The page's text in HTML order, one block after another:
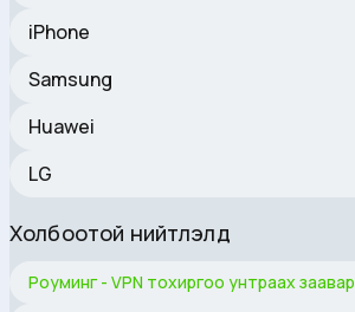
iPhone
Samsung
Huawei
LG
Холбоотой нийтлэлүүд
Роуминг - VPN тохиргоо унтраах заавар